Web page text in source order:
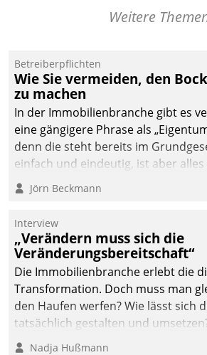
profitieren: Die nahtlose
Datatrain ermöglicht
automatisiert ausgelöste,
zielgerichtete
Mieterbefragungen – eine
starke Grundlage für
intelligente,
Entscheidungen.
Weitere
Betreiberpflichten
Wie Sie vermeiden, den
zu machen
In der Immobilienbranche gibt es
eine gängigere Phrase als
denn die steht bereits im
einfach und eindeutig, ist aber alles
Branchenbeschäftigte wissen. Denn
Verantwortung folgen
Jörn Beckmann
Interview
„Verändern muss sich die
Veränderungsbereitschaft“
Die Immobilienbranche erlebt die
Transformation. Doch muss man
den Haufen werfen? Wie lässt sich
tatsächlich gestalten und
Argumente zählen wirklich?
Nadja Hußmann